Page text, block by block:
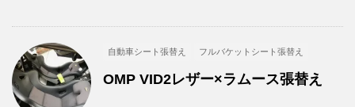
自動車シート張替え フルバケットシート張替え
OMP VID2レザー×ラムース張替え